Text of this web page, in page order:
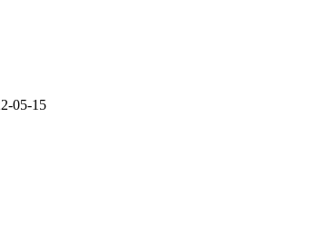
05-15